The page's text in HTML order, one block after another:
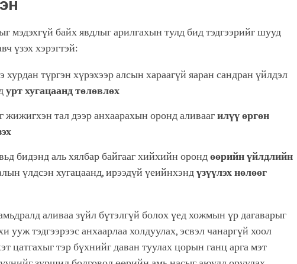
мэдэхгүй байх явдлыг арилгахын тулд бид тэдгээрийг шууд
үзэх хэрэгтэй:
хурдан түргэн хүрэхээр алсын хараагүй яаран сандран үйлдэл
урт хугацаанд төлөвлөх
жижигхэн тал дээр анхаарахын оронд аливаагилүү өргөн
бидэнд аль хялбар байгааг хийхийн орондөөрийн үйлдлийн
үлдсэн хугацаанд, ирээдүй үеийнхэндүзүүлэх нөлөөг
аливаа зүйл бүтэлгүй болох үед хожмын үр дагаварыг
ууж тэдгээрээс анхаарлаа холдуулах, эсвэл чанаргүй хоол
цатгахыг тэр бүхнийг даван туулах цорын ганц арга мэт